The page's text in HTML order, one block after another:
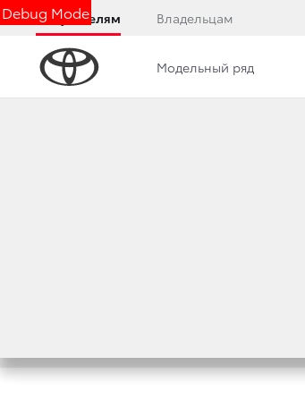
Debug Mode
Покупателям Владельцам
Модельный ряд